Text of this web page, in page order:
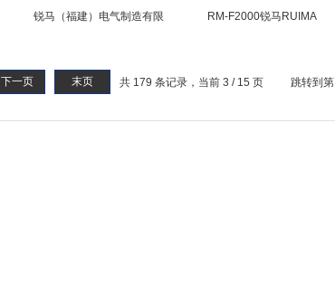
锐马（福建）电气制造有限
RM-F2000锐马RUIMA
共 179 条记录，当前 3 / 15 页
下一页 末页 跳转到第